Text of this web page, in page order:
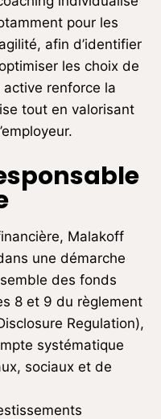
pour les
afin d’identifier
les choix de
renforce la
tout en valorisant
Malakoff
une démarche
des fonds
8 et 9 du règlement
Regulation),
systématique
sociaux et de